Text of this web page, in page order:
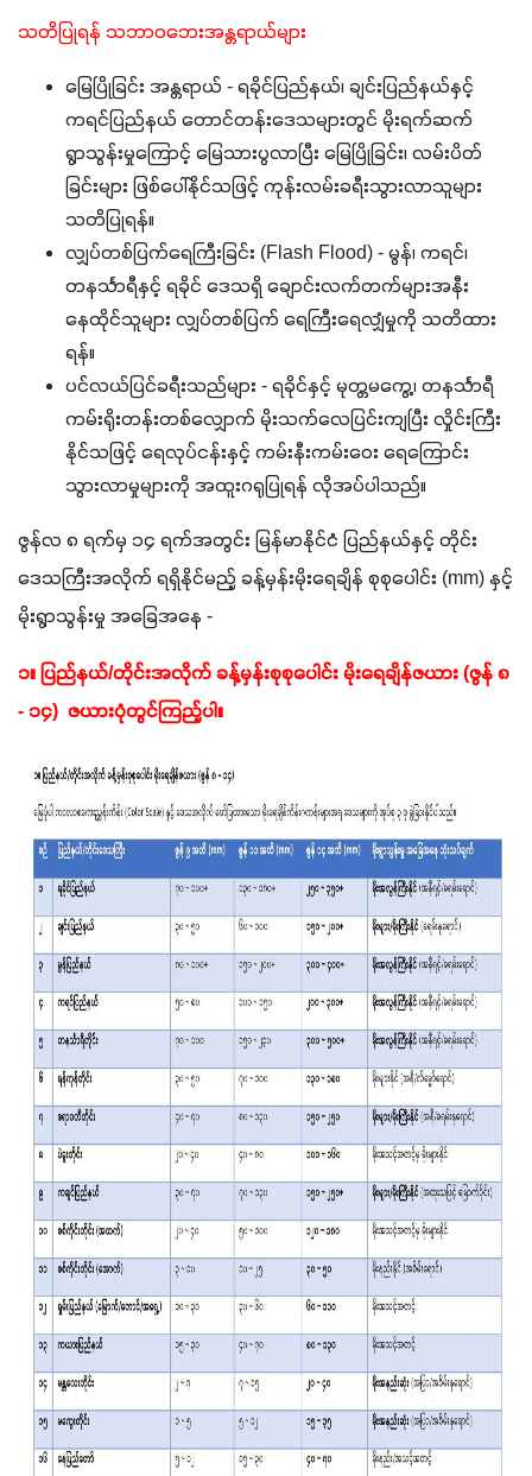
သတိပြုရန် သဘာဝဘေးအန္တရာယ်များ
မြေပြိုခြင်း အန္တရာယ် - ရခိုင်ပြည်နယ်၊ ချင်းပြည်နယ်နှင့်
ကရင်ပြည်နယ် တောင်တန်းဒေသများတွင် မိုးရက်ဆက်
ရွာသွန်းမှုကြောင့် မြေသားပွလာပြီး မြေပြိုခြင်း၊ လမ်းပိတ်
ခြင်းများ ဖြစ်ပေါ်နိုင်သဖြင့် ကုန်းလမ်းခရီးသွားလာသူများ
သတိပြုရန်။
လျှပ်တစ်ပြက်ရေကြီးခြင်း (Flash Flood) - မွန်၊ ကရင်၊
တနင်္သာရီနှင့် ရခိုင် ဒေသရှိ ချောင်းလက်တက်များအနီး
နေထိုင်သူများ လျှပ်တစ်ပြက် ရေကြီးရေလျှံမှုကို သတိထား
ရန်။
ပင်လယ်ပြင်ခရီးသည်များ - ရခိုင်နှင့် မုတ္တမကွေ့၊ တနင်္သာရီ
ကမ်းရိုးတန်းတစ်လျှောက် မိုးသက်လေပြင်းကျပြီး လှိုင်းကြီး
နိုင်သဖြင့် ရေလုပ်ငန်းနှင့် ကမ်းနီးကမ်းဝေး ရေကြောင်း
သွားလာမှုများကို အထူးဂရုပြုရန် လိုအပ်ပါသည်။
ဇွန်လ ၈ ရက်မှ ၁၄ ရက်အတွင်း မြန်မာနိုင်ငံ ပြည်နယ်နှင့် တိုင်း
ဒေသကြီးအလိုက် ရရှိနိုင်မည့် ခန့်မှန်းမိုးရေချိန် စုစုပေါင်း (mm) နှင့်
မိုးရွာသွန်းမှု အခြေအနေ -
၁။ ပြည်နယ်/တိုင်းအလိုက် ခန့်မှန်းစုစုပေါင်း မိုးရေချိန်ဇယား (ဇွန် ၈
- ၁၄)  ဇယားပုံတွင်ကြည့်ပါ။